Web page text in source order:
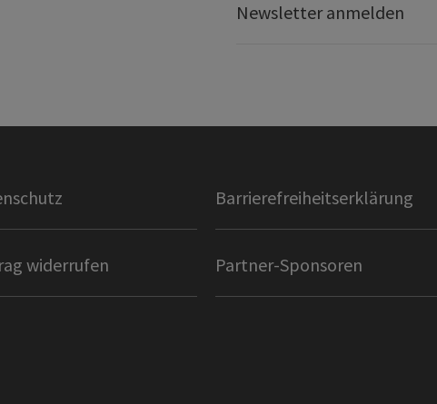
Newsletter anmelden
Barrierefreiheitserklärung
widerrufen Partner-Sponsoren